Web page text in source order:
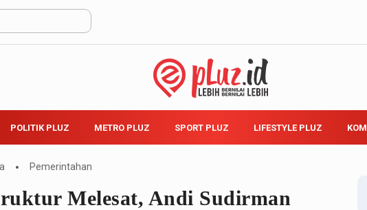
POLITIK PLUZ METRO PLUZ SPORT PLUZ LIFESTYLE PLUZ
Pemerintahan
Melesat, Andi Sudirman